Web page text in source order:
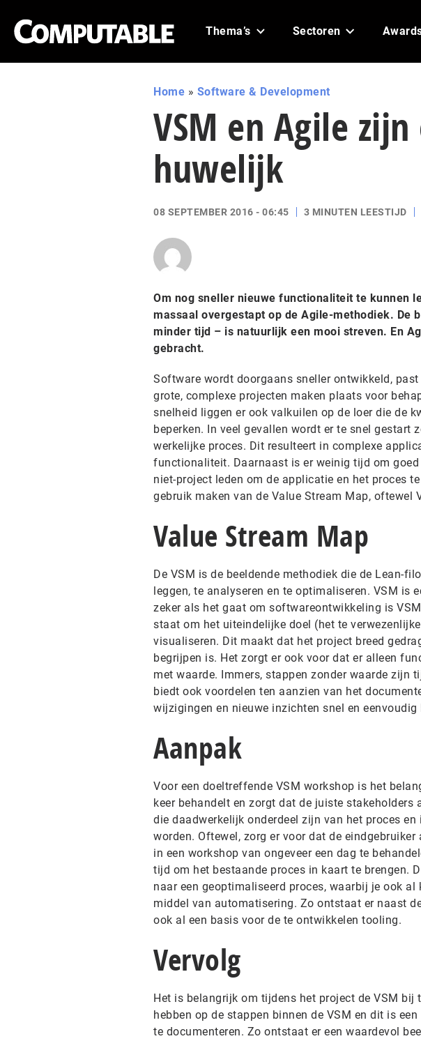
Thema’s Sectoren
Home » Software & Development
VSM en Agile
huwelijk
08 SEPTEMBER 2016 - 06:45 3 MINUTEN LEESTIJD
Om nog sneller nieuwe functionaliteit te kunnen
massaal overgestapt op de Agile-methodiek.
minder tijd – is natuurlijk een mooi streven. En
gebracht.
Software wordt doorgaans sneller ontwikkeld,
grote, complexe projecten maken plaats voor
snelheid liggen er ook valkuilen op de loer die de
beperken. In veel gevallen wordt er te snel gestart
werkelijke proces. Dit resulteert in complexe
functionaliteit. Daarnaast is er weinig tijd om
niet-project leden om de applicatie en het proces
gebruik maken van de Value Stream Map, oftewel
Value Stream Map
De VSM is de beeldende methodiek die de Lean-
leggen, te analyseren en te optimaliseren. VSM is
zeker als het gaat om softwareontwikkeling is
staat om het uiteindelijke doel (het te
visualiseren. Dit maakt dat het project breed
begrijpen is. Het zorgt er ook voor dat er alleen
met waarde. Immers, stappen zonder waarde zijn
biedt ook voordelen ten aanzien van het
wijzigingen en nieuwe inzichten snel en eenvoudig
Aanpak
Voor een doeltreffende VSM workshop is het
keer behandelt en zorgt dat de juiste
die daadwerkelijk onderdeel zijn van het proces
worden. Oftewel, zorg er voor dat de
in een workshop van ongeveer een dag te
tijd om het bestaande proces in kaart te brengen.
naar een geoptimaliseerd proces, waarbij je ook
middel van automatisering. Zo ontstaat er naast
ook al een basis voor de te ontwikkelen tooling.
Vervolg
Het is belangrijk om tijdens het project de VSM
hebben op de stappen binnen de VSM en dit is
te documenteren. Zo ontstaat er een waardevol